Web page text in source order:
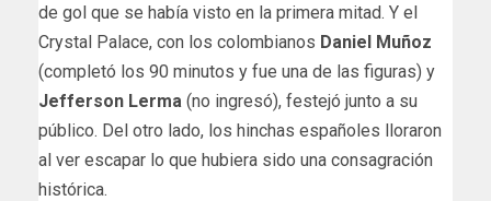
de gol que se había visto en la primera mitad. Y el
Crystal Palace, con los colombianos Daniel Muñoz
(completó los 90 minutos y fue una de las figuras) y
Jefferson Lerma (no ingresó), festejó junto a su
público. Del otro lado, los hinchas españoles lloraron
al ver escapar lo que hubiera sido una consagración
histórica.